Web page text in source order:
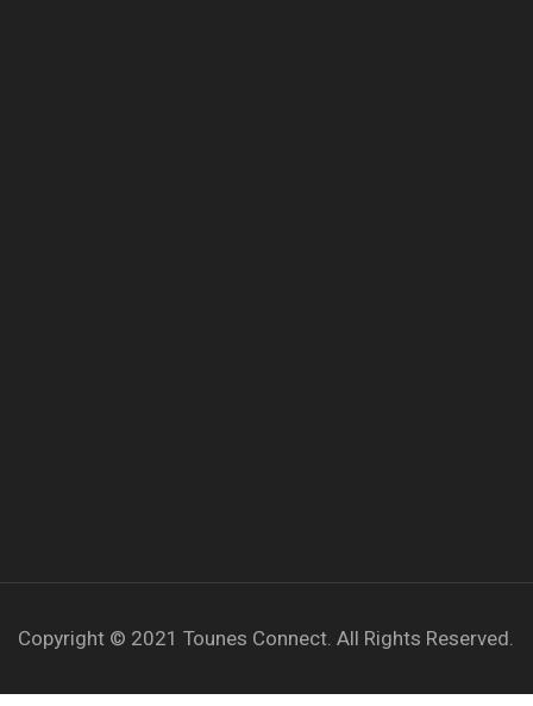
Copyright © 2021 Tounes Connect. All Rights Reserved.